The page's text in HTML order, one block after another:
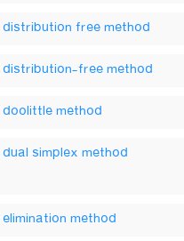
distribution free method
distribution-free method
doolittle method
dual simplex method
elimination method